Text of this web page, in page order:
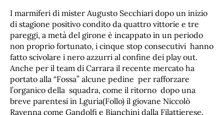
I marmiferi di mister Augusto Secchiari dopo un inizio
di stagione positivo condito da quattro vittorie e tre
pareggi, a metà del girone è incappato in un periodo
non proprio fortunato, i cinque stop consecutivi hanno
fatto scivolare i nero azzurri al confine dei play out.
Anche per il team di Carrara il recente mercato ha
portato alla “Fossa” alcune pedine per rafforzare
l’organico della squadra, come il ritorno dopo una
breve parentesi in Lguria(Follo) il giovane Niccolò
Ravenna come Gandolfi e Bianchini dalla Filattierese.